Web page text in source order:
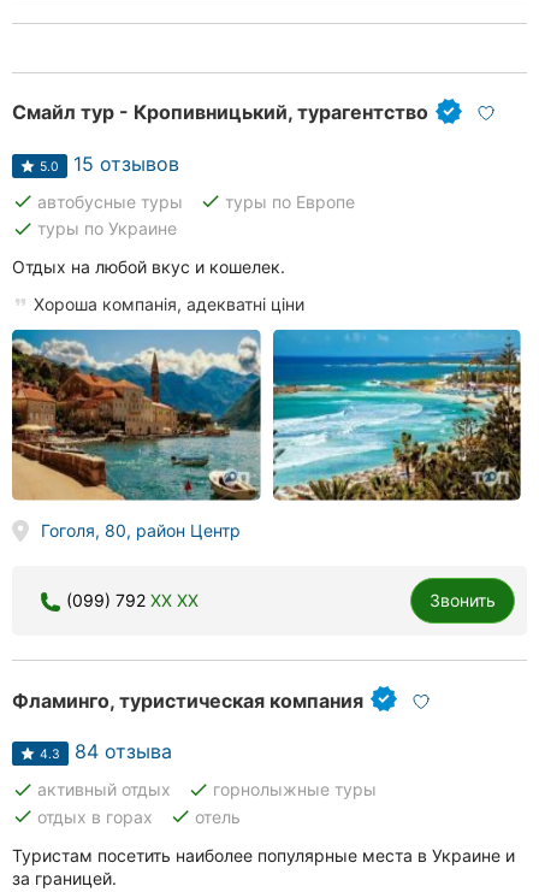
Смайл тур - Кропивницький, турагентство
5.0 15 отзывов
done автобусные туры done туры по Европе
done туры по Украине
Отдых на любой вкус и кошелек.
Хороша компанія, адекватні ціни
Гоголя, 80, район Центр
(099) 792 XX XX Звонить
Фламинго, туристическая компания
4.3 84 отзыва
done активный отдых done горнолыжные туры
done отдых в горах done отель
Туристам посетить наиболее популярные места в Украине и
за границей.